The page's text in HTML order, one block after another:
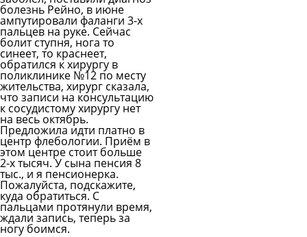
болезнь Рейно, в июне
ампутировали фаланги 3-х
пальцев на руке. Сейчас
болит ступня, нога то
синеет, то краснеет,
обратился к хирургу в
поликлинике №12 по месту
жительства, хирург сказала,
что записи на консультацию
к сосудистому хирургу нет
на весь октябрь.
Предложила идти платно в
центр флебологии. Приём в
этом центре стоит больше
2-х тысяч. У сына пенсия 8
тыс., и я пенсионерка.
Пожалуйста, подскажите,
куда обратиться. С
пальцами протянули время,
ждали запись, теперь за
ногу боимся.